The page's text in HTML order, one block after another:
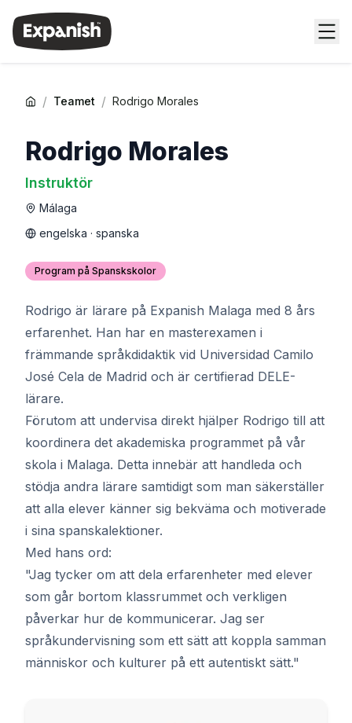
/ Teamet / Rodrigo Morales
Rodrigo Morales
Instruktör
Málaga
engelska · spanska
Program på Spanskskolor
Rodrigo är lärare på Expanish Malaga med 8 års
erfarenhet. Han har en masterexamen i
främmande språkdidaktik vid Universidad Camilo
José Cela de Madrid och är certifierad DELE-
lärare.
Förutom att undervisa direkt hjälper Rodrigo till att
koordinera det akademiska programmet på vår
skola i Malaga. Detta innebär att handleda och
stödja andra lärare samtidigt som man säkerställer
att alla elever känner sig bekväma och motiverade
i sina spanskalektioner.
Med hans ord:
"Jag tycker om att dela erfarenheter med elever
som går bortom klassrummet och verkligen
påverkar hur de kommunicerar. Jag ser
språkundervisning som ett sätt att koppla samman
människor och kulturer på ett autentiskt sätt."